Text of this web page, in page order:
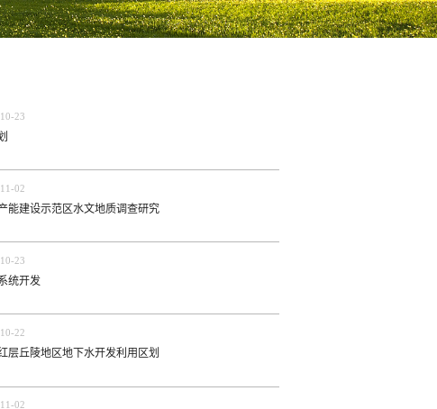
23
02
能建设示范区水文地质调查研究
23
统开发
22
层丘陵地区地下水开发利用区划
02